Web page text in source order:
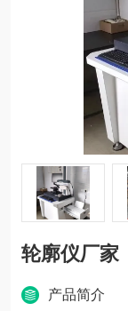
轮廓仪厂家
产品简介